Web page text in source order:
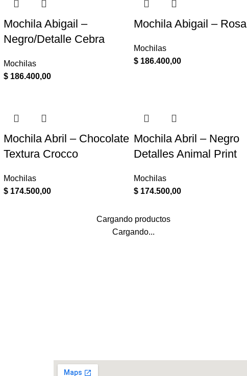
Mochila Abigail –
Negro/Detalle Cebra
Mochilas
$186.400,00
Mochila Abigail – Rosa
Mochilas
$186.400,00
Mochila Abril – Chocolate
Textura Crocco
Mochilas
$174.500,00
Mochila Abril – Negro
Detalles Animal Print
Mochilas
$174.500,00
Cargando productos
Cargando...